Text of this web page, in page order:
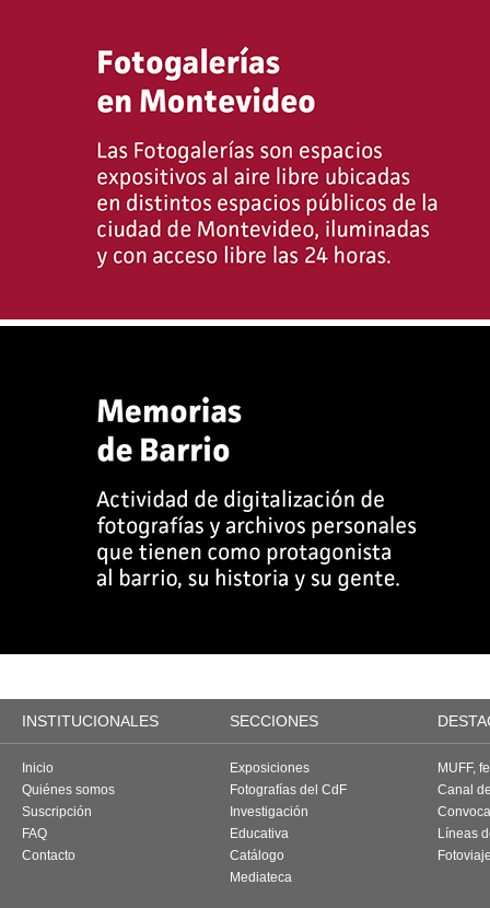
INSTITUCIONALES SECCIONES
Inicio
Quiénes somos
Suscripción
FAQ
Contacto
Exposiciones
Fotografías del CdF
Investigación
Educativa
Catálogo
Mediateca
MUFF,
Canal
Líneas